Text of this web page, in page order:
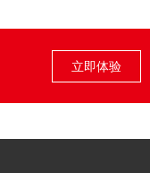
立即体验